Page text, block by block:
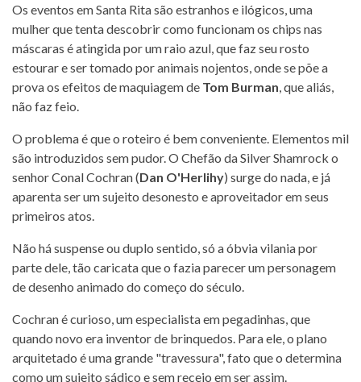
Os eventos em Santa Rita são estranhos e ilógicos, uma
mulher que tenta descobrir como funcionam os chips nas
máscaras é atingida por um raio azul, que faz seu rosto
estourar e ser tomado por animais nojentos, onde se põe a
prova os efeitos de maquiagem de Tom Burman , que aliás,
não faz feio.
O problema é que o roteiro é bem conveniente. Elementos mil
são introduzidos sem pudor. O Chefão da Silver Shamrock o
senhor Conal Cochran (Dan O'Herlihy) surge do nada, e já
aparenta ser um sujeito desonesto e aproveitador em seus
primeiros atos.
Não há suspense ou duplo sentido, só a óbvia vilania por
parte dele, tão caricata que o fazia parecer um personagem
de desenho animado do começo do século.
Cochran é curioso, um especialista em pegadinhas, que
quando novo era inventor de brinquedos. Para ele, o plano
arquitetado é uma grande "travessura", fato que o determina
como um sujeito sádico e sem receio em ser assim.